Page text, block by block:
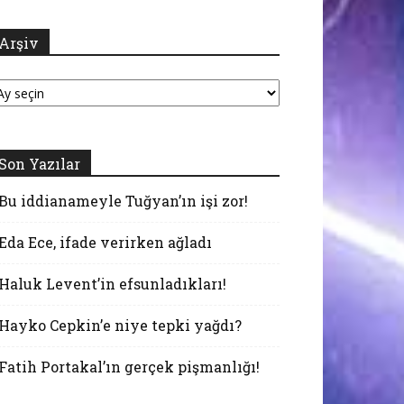
Yazılar
iddianameyle Tuğyan’ın işi zor!
Ece, ifade verirken ağladı
Levent’in efsunladıkları!
Cepkin’e niye tepki yağdı?
Portakal’ın gerçek pişmanlığı!